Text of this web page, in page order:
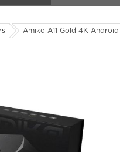
Amiko A11 Gold 4K